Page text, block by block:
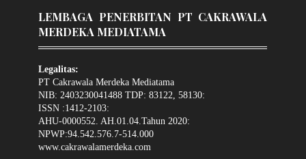
LEMBAGA PENERBITAN PT CAKRAWALA
MERDEKA MEDIATAMA
Legalitas:
PT Cakrawala Merdeka Mediatama
NIB: 2403230041488 TDP: 83122, 58130:
ISSN :1412-2103:
AHU-0000552. AH.01.04.Tahun 2020:
NPWP:94.542.576.7-514.000
www.cakrawalamerdeka.com